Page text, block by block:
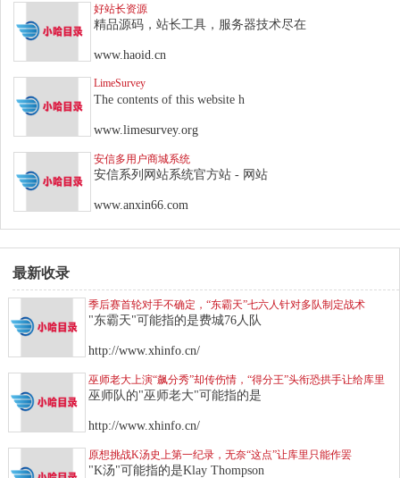
好站长资源
精品源码，站长工具，服务器技术尽在
www.haoid.cn
LimeSurvey
The contents of this website h
www.limesurvey.org
安信多用户商城系统
安信系列网站系统官方站 - 网站
www.anxin66.com
最新收录
季后赛首轮对手不确定，“东霸天”七六人针对多队制定战术
"东霸天"可能指的是费城76人队
http://www.xhinfo.cn/
巫师老大上演“飙分秀”却传伤情，“得分王”头衔恐拱手让给库里
巫师队的"巫师老大"可能指的是
http://www.xhinfo.cn/
原想挑战K汤史上第一纪录，无奈“这点”让库里只能作罢
"K汤"可能指的是Klay Thompson